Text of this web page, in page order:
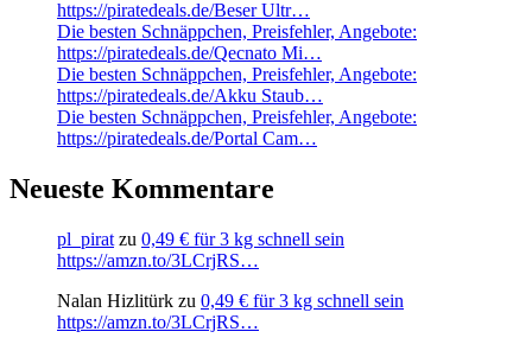
https://piratedeals.de/Beser Ultr…
Die besten Schnäppchen, Preisfehler, Angebote:
https://piratedeals.de/Qecnato Mi…
Die besten Schnäppchen, Preisfehler, Angebote:
https://piratedeals.de/Akku Staub…
Die besten Schnäppchen, Preisfehler, Angebote:
https://piratedeals.de/Portal Cam…
Neueste Kommentare
pl_pirat zu 0,49 € für 3 kg schnell sein
https://amzn.to/3LCrjRS…
Nalan Hizlitürk zu 0,49 € für 3 kg schnell sein
https://amzn.to/3LCrjRS…